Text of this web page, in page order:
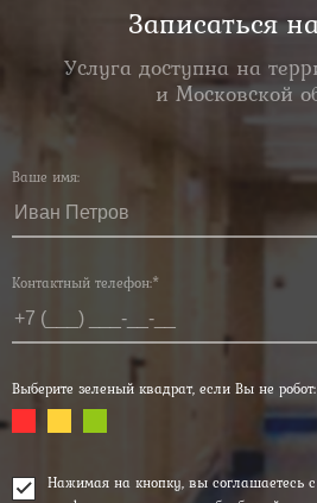
Записаться
Услуга доступна на
и Московской
Ваше имя:
Контактный телефон:*
Выберите зеленый квадрат, если Вы не робот:
Нажимая на кнопку, вы соглашаетесь с